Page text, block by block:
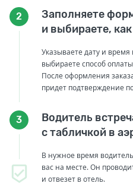
2
Заполняете
и выбираете,
Указываете дату и время
выбираете способ
После оформления
придет подтверждение
3
Водитель
с табличкой в
В нужное время
вас на месте. Он
и отвезет в отель.